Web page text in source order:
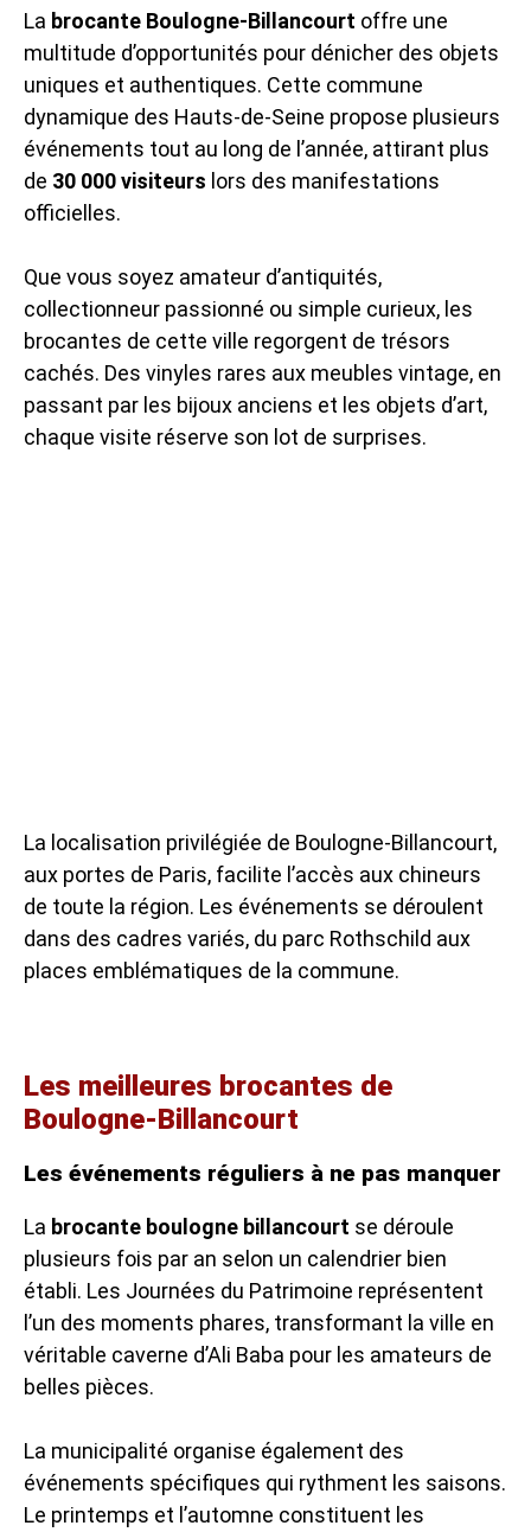
La brocante Boulogne-Billancourt offre une
multitude d’opportunités pour dénicher des objets
uniques et authentiques. Cette commune
dynamique des Hauts-de-Seine propose plusieurs
événements tout au long de l’année, attirant plus
de 30 000 visiteurs lors des manifestations
officielles.
Que vous soyez amateur d’antiquités,
collectionneur passionné ou simple curieux, les
brocantes de cette ville regorgent de trésors
cachés. Des vinyles rares aux meubles vintage, en
passant par les bijoux anciens et les objets d’art,
chaque visite réserve son lot de surprises.
La localisation privilégiée de Boulogne-Billancourt,
aux portes de Paris, facilite l’accès aux chineurs
de toute la région. Les événements se déroulent
dans des cadres variés, du parc Rothschild aux
places emblématiques de la commune.
Les meilleures brocantes de
Boulogne-Billancourt
Les événements réguliers à ne pas manquer
La brocante boulogne billancourt se déroule
plusieurs fois par an selon un calendrier bien
établi. Les Journées du Patrimoine représentent
l’un des moments phares, transformant la ville en
véritable caverne d’Ali Baba pour les amateurs de
belles pièces.
La municipalité organise également des
événements spécifiques qui rythment les saisons.
Le printemps et l’automne constituent les